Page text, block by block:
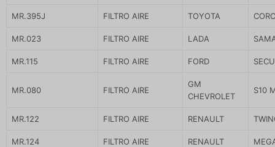
MR.395J FILTRO AIRE TOYOTA
MR.023 FILTRO AIRE LADA
MR.115 FILTRO AIRE FORD
MR.080 FILTRO AIRE
GM
CHEVROLET
S10
MR.122 FILTRO AIRE RENAULT
MR.124 FILTRO AIRE RENAULT